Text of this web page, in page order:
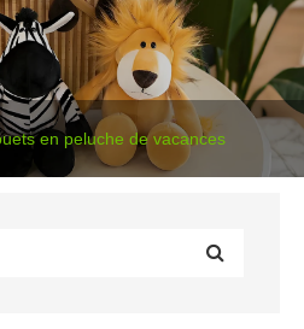
en peluche de vacances